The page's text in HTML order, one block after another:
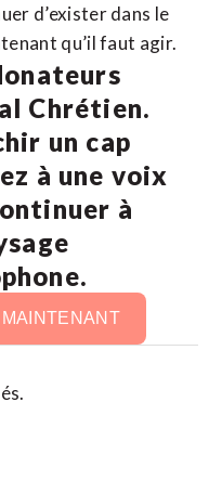
d’exister dans le
qu’il faut agir.
Chrétien.
un cap
à une voix
à